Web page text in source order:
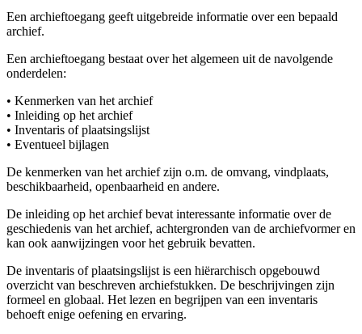
Een archieftoegang geeft uitgebreide informatie over een bepaald
archief.
Een archieftoegang bestaat over het algemeen uit de navolgende
onderdelen:
• Kenmerken van het archief
• Inleiding op het archief
• Inventaris of plaatsingslijst
• Eventueel bijlagen
De kenmerken van het archief zijn o.m. de omvang, vindplaats,
beschikbaarheid, openbaarheid en andere.
De inleiding op het archief bevat interessante informatie over de
geschiedenis van het archief, achtergronden van de archiefvormer en
kan ook aanwijzingen voor het gebruik bevatten.
De inventaris of plaatsingslijst is een hiërarchisch opgebouwd
overzicht van beschreven archiefstukken. De beschrijvingen zijn
formeel en globaal. Het lezen en begrijpen van een inventaris
behoeft enige oefening en ervaring.